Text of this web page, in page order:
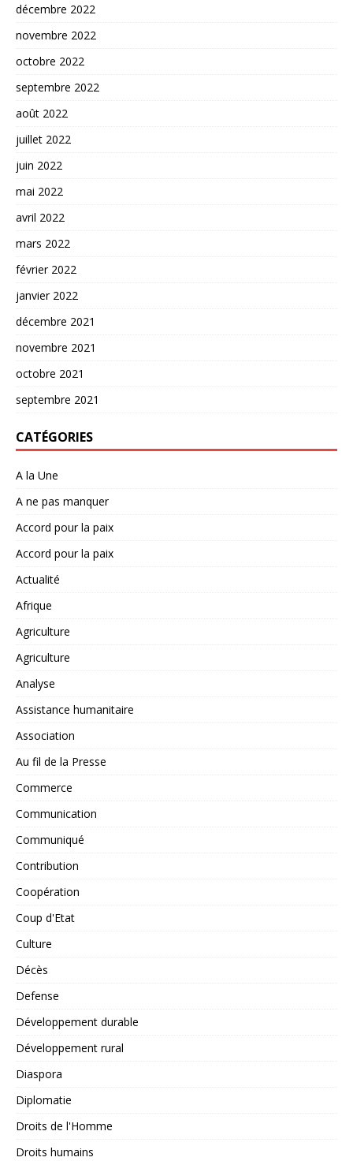
décembre 2022
novembre 2022
octobre 2022
septembre 2022
août 2022
juillet 2022
juin 2022
mai 2022
avril 2022
mars 2022
février 2022
janvier 2022
décembre 2021
novembre 2021
octobre 2021
septembre 2021
CATÉGORIES
A la Une
A ne pas manquer
Accord pour la paix
Accord pour la paix
Actualité
Afrique
Agriculture
Agriculture
Analyse
Assistance humanitaire
Association
Au fil de la Presse
Commerce
Communication
Communiqué
Contribution
Coopération
Coup d'Etat
Culture
Décès
Defense
Développement durable
Développement rural
Diaspora
Diplomatie
Droits de l'Homme
Droits humains